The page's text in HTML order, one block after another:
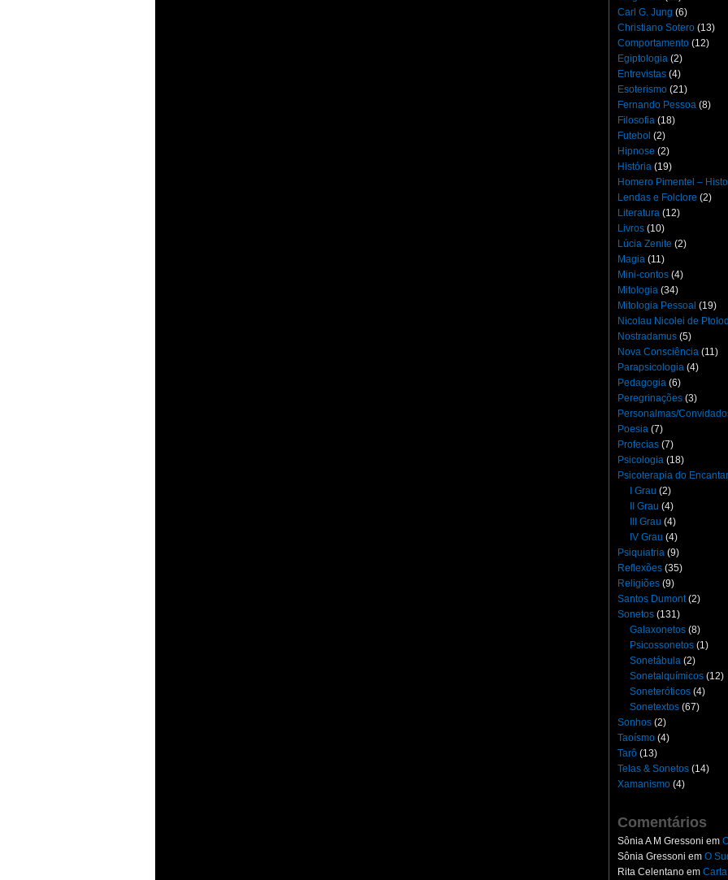
Carl G. Jung (6)
Christiano Sotero (13)
Comportamento (12)
Egiptologia (2)
Entrevistas (4)
Esoterismo (21)
Fernando Pessoa (8)
Filosofia (18)
Futebol (2)
Hipnose (2)
História (19)
Homero Pimentel –
Lendas e Folclore (2)
Literatura (12)
Livros (10)
Lúcia Zenite (2)
Magia (11)
Mini-contos (4)
Mitologia (34)
Mitologia Pessoal (19)
Nicolau Nicolei de
Nostradamus (5)
Nova Consciência (11)
Parapsicologia (4)
Pedagogia (6)
Peregrinações (3)
Personalmas/
Poesia (7)
Profecias (7)
Psicologia (18)
Psicoterapia do
I Grau (2)
II Grau (4)
III Grau (4)
IV Grau (4)
Psiquiatria (9)
Reflexões (35)
Religiões (9)
Santos Dumont (2)
Sonetos (131)
Galaxonetos (8)
Psicossonetos (1)
Sonetábula (2)
Sonetalquímicos (12)
Soneteróticos (4)
Sonetextos (67)
Sonhos (2)
Taoísmo (4)
Tarô (13)
Telas & Sonetos (14)
Xamanismo (4)
Comentários
Sônia A M Gressoni em
Sônia Gressoni em O
Rita Celentano em